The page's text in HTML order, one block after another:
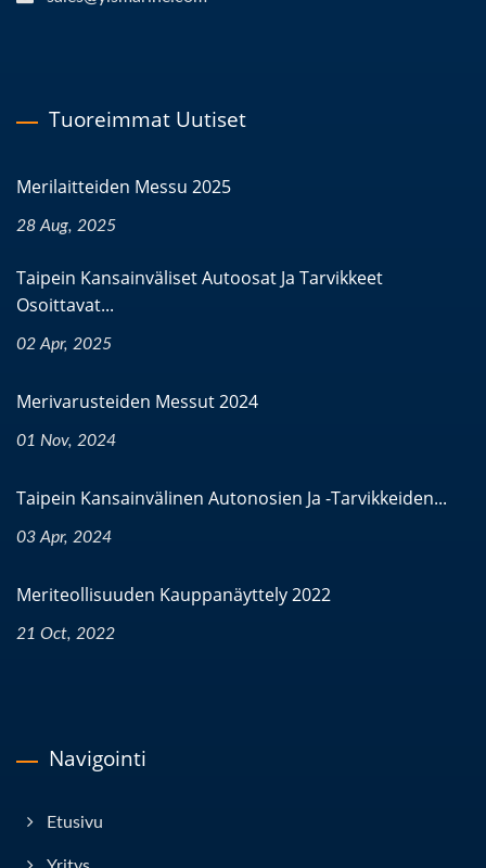
Tuoreimmat Uutiset
Merilaitteiden Messu 2025
28 Aug, 2025
Taipein Kansainväliset Autoosat Ja Tarvikkeet
Osoittavat...
02 Apr, 2025
Merivarusteiden Messut 2024
01 Nov, 2024
Taipein Kansainvälinen Autonosien Ja -tarvikkeiden...
03 Apr, 2024
Meriteollisuuden Kauppanäyttely 2022
21 Oct, 2022
Navigointi
Etusivu